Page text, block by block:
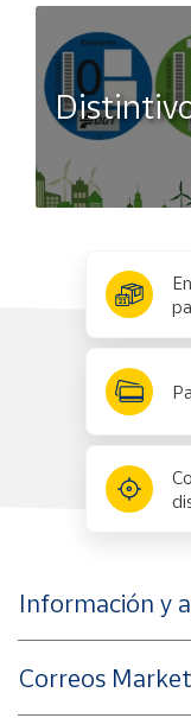
Información y
Correos Market